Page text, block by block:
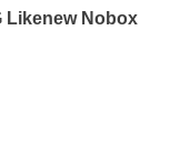
Likenew Nobox